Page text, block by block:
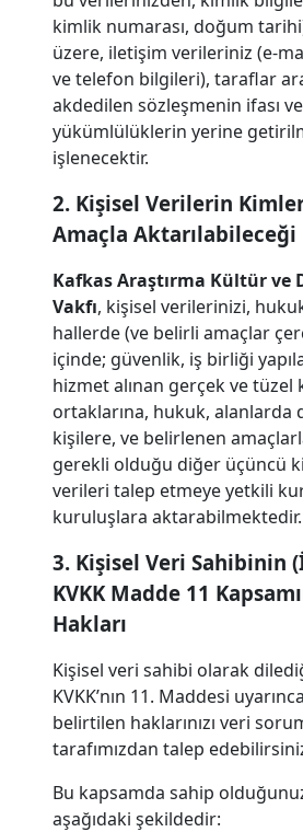
kimlik numarası, doğum
üzere, iletişim verileriniz (e-
ve telefon bilgileri), taraflar
akdedilen sözleşmenin ifası
yükümlülüklerin yerine
işlenecektir.
2. Kişisel Verilerin
Amaçla Aktarılabileceği
Kafkas Araştırma Kültür ve
Vakfı, kişisel verilerinizi,
hallerde (ve belirli amaçlar
içinde; güvenlik, iş birliği
hizmet alınan gerçek ve tüzel
ortaklarına, hukuk, alanlarda
kişilere, ve belirlenen
gerekli olduğu diğer üçüncü
verileri talep etmeye yetkili
kuruluşlara aktarabilmektedir.
3. Kişisel Veri Sahibinin
KVKK Madde 11
Hakları
Kişisel veri sahibi olarak
KVKK’nın 11. Maddesi
belirtilen haklarınızı veri
tarafımızdan talep
Bu kapsamda sahip
aşağıdaki şekildedir: